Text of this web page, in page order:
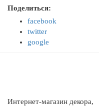
Поделиться:
facebook
twitter
google
Интернет-магазин декора,